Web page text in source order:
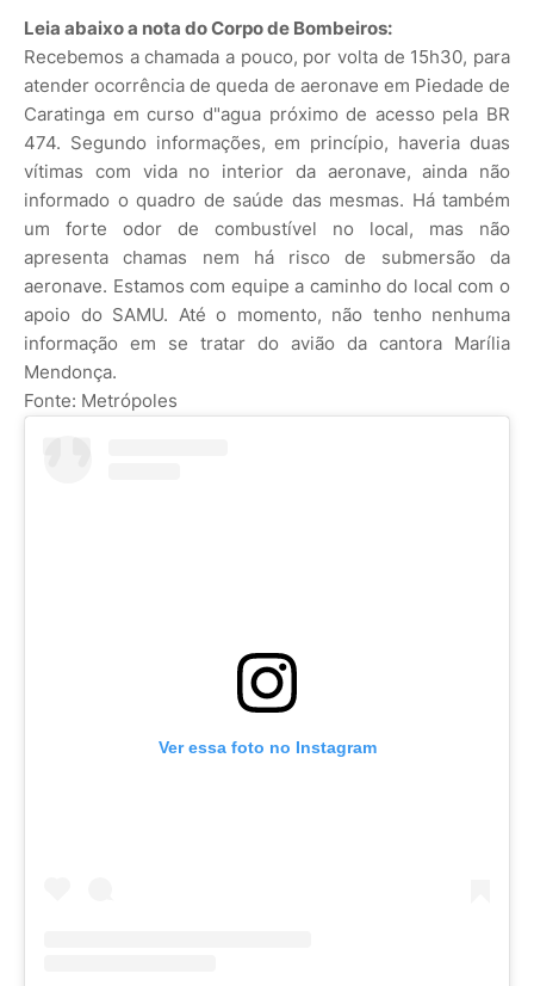
Leia abaixo a nota do Corpo de Bombeiros:
Recebemos a chamada a pouco, por volta de 15h30, para
atender ocorrência de queda de aeronave em Piedade de
Caratinga em curso d"agua próximo de acesso pela BR
474. Segundo informações, em princípio, haveria duas
vítimas com vida no interior da aeronave, ainda não
informado o quadro de saúde das mesmas. Há também
um forte odor de combustível no local, mas não
apresenta chamas nem há risco de submersão da
aeronave. Estamos com equipe a caminho do local com o
apoio do SAMU. Até o momento, não tenho nenhuma
informação em se tratar do avião da cantora Marília
Mendonça.
Fonte: Metrópoles
Ver essa foto no Instagram